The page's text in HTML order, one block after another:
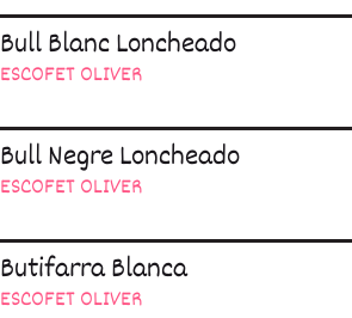
Bull Blanc Loncheado
ESCOFET OLIVER
Bull Negre Loncheado
ESCOFET OLIVER
Butifarra Blanca
ESCOFET OLIVER